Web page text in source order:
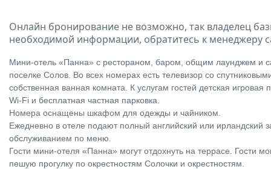
Онлайн бронирование не возможно, так владелец
необходимой информации, обратитесь к менеджеру
Мини-отель «Панна» с рестораном, баром, общим лаунджем и
поселке Солов. Во всех номерах есть телевизор со
собственная ванная комната. К услугам гостей детская
Wi-Fi и бесплатная частная парковка.
Номера оснащены шкафом для одежды и чайником.
Ежедневно в отеле подают полный английский или ирландский
обслуживанием по меню.
Гости мини-отеля «Панна» могут отдохнуть на террасе. Гости
пешую прогулку по окрестностям Солочки и окрестностям.